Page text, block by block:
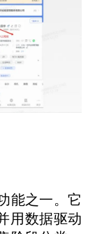
能之一。它
用数据驱动